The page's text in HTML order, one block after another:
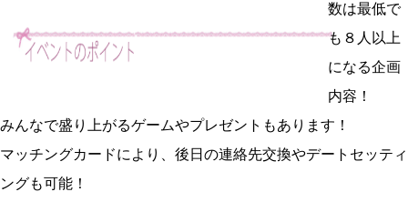
数は最低で
も８人以上
になる企画
内容！
みんなで盛り上がるゲームやプレゼントもあります！
マッチングカードにより、後日の連絡先交換やデートセッティ
ングも可能！